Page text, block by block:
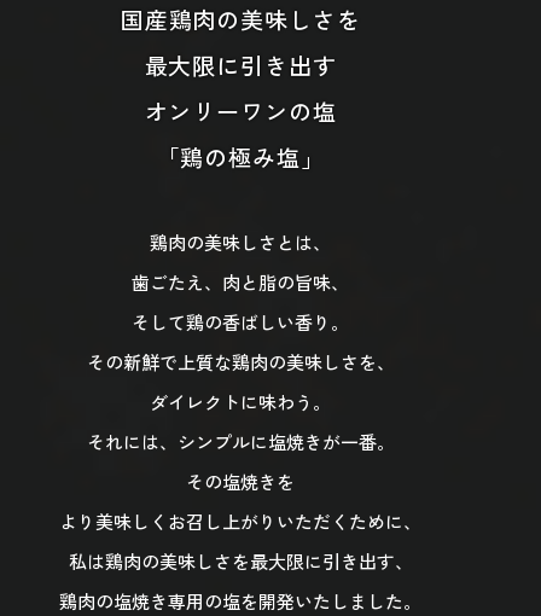
国産鶏肉の美味しさを
最大限に引き出す
オンリーワンの塩
「鶏の極み塩」
鶏肉の美味しさとは、
歯ごたえ、肉と脂の旨味、
そして鶏の香ばしい香り。
その新鮮で上質な鶏肉の美味しさを、
ダイレクトに味わう。
それには、シンプルに塩焼きが一番。
その塩焼きを
より美味しくお召し上がりいただくために、
私は鶏肉の美味しさを最大限に引き出す、
鶏肉の塩焼き専用の塩を開発いたしました。